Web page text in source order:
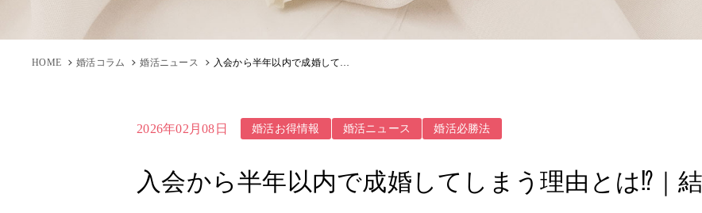
HOME 婚活コラム 婚活ニュース 入会から半年以内で成婚してしまう理由とは⁉｜結婚相談所 名古屋
2026年02月08日 婚活お得情報 婚活ニュース 婚活必勝法
入会から半年以内で成婚してしまう理由とは⁉｜